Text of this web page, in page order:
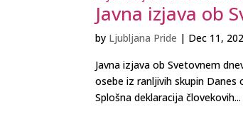
Javna izjava ob
by Ljubljana Pride | Dec 11,
Javna izjava ob Svetovnem
osebe iz ranljivih skupin
Splošna deklaracija človekovih...